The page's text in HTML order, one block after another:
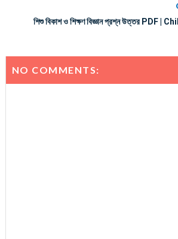
শিশু বিকাশ ও শিক্ষণ বিজ্ঞান প্রশ্ন উত্তর PDF
NO COMMENTS: